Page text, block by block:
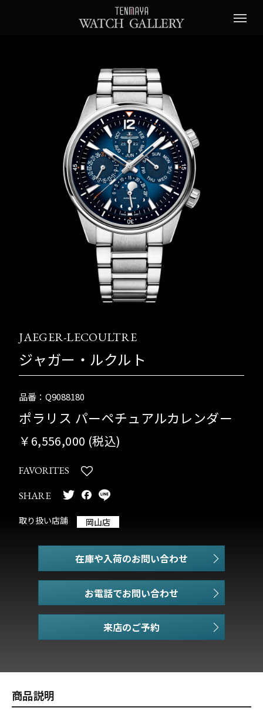
JAEGER-LECOULTRE
ジャガー・ルクルト
品番：Q9088180
ポラリス パーペチュアルカレンダー
￥6,556,000 (税込)
FAVORITES
SHARE
取り扱い店舗 岡山店
在庫や入荷のお問い合わせ
お電話でお問い合わせ
商品説明